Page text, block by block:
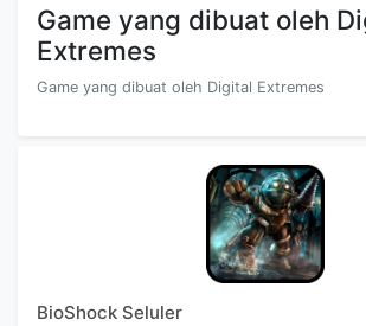
Game yang dibuat oleh
Extremes
Game yang dibuat oleh Digital Extremes
BioShock Seluler